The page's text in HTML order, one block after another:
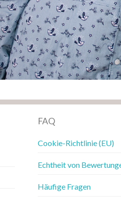
FAQ
Cookie-Richtlinie (EU)
Echtheit von
Häufige Fragen